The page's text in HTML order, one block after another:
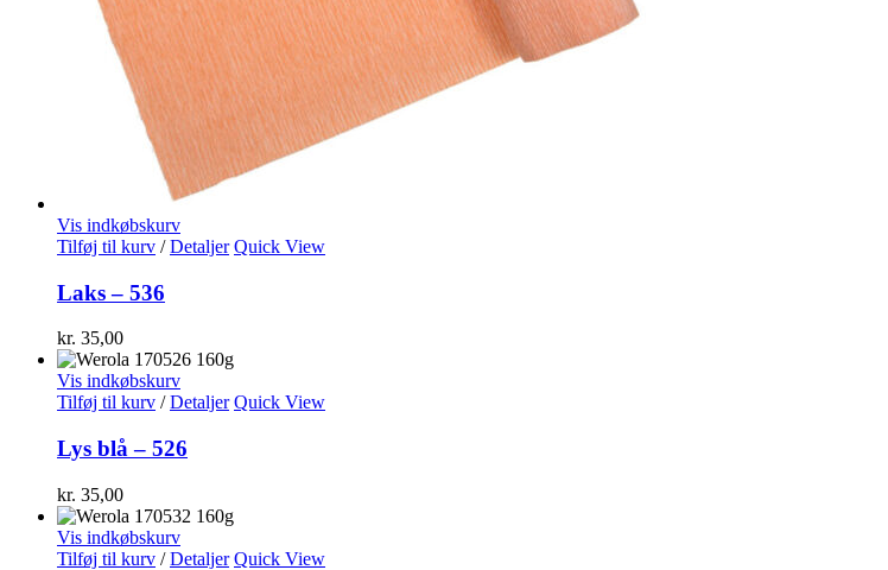
Vis indkøbskurv
Tilføj til kurv / Detaljer Quick View
Laks – 536
kr. 35,00
Vis indkøbskurv
Tilføj til kurv / Detaljer Quick View
Lys blå – 526
kr. 35,00
Vis indkøbskurv
Tilføj til kurv / Detaljer Quick View